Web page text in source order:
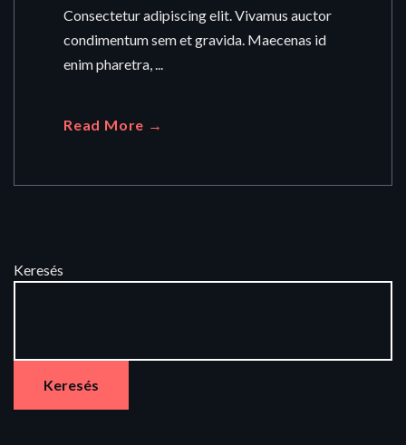
Consectetur adipiscing elit. Vivamus auctor
condimentum sem et gravida. Maecenas id
enim pharetra, ...
Read More →
Keresés
Keresés